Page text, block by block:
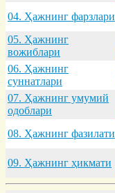
04. Ҳaжнинг фaрзлaри
05. Ҳaжнинг
вожиблaри
06. Ҳaжнинг
суннaтлaри
07. Ҳaжнинг умумий
одоблaри
08. Ҳaжнинг фaзилaти
09. Ҳaжнинг ҳикмaти